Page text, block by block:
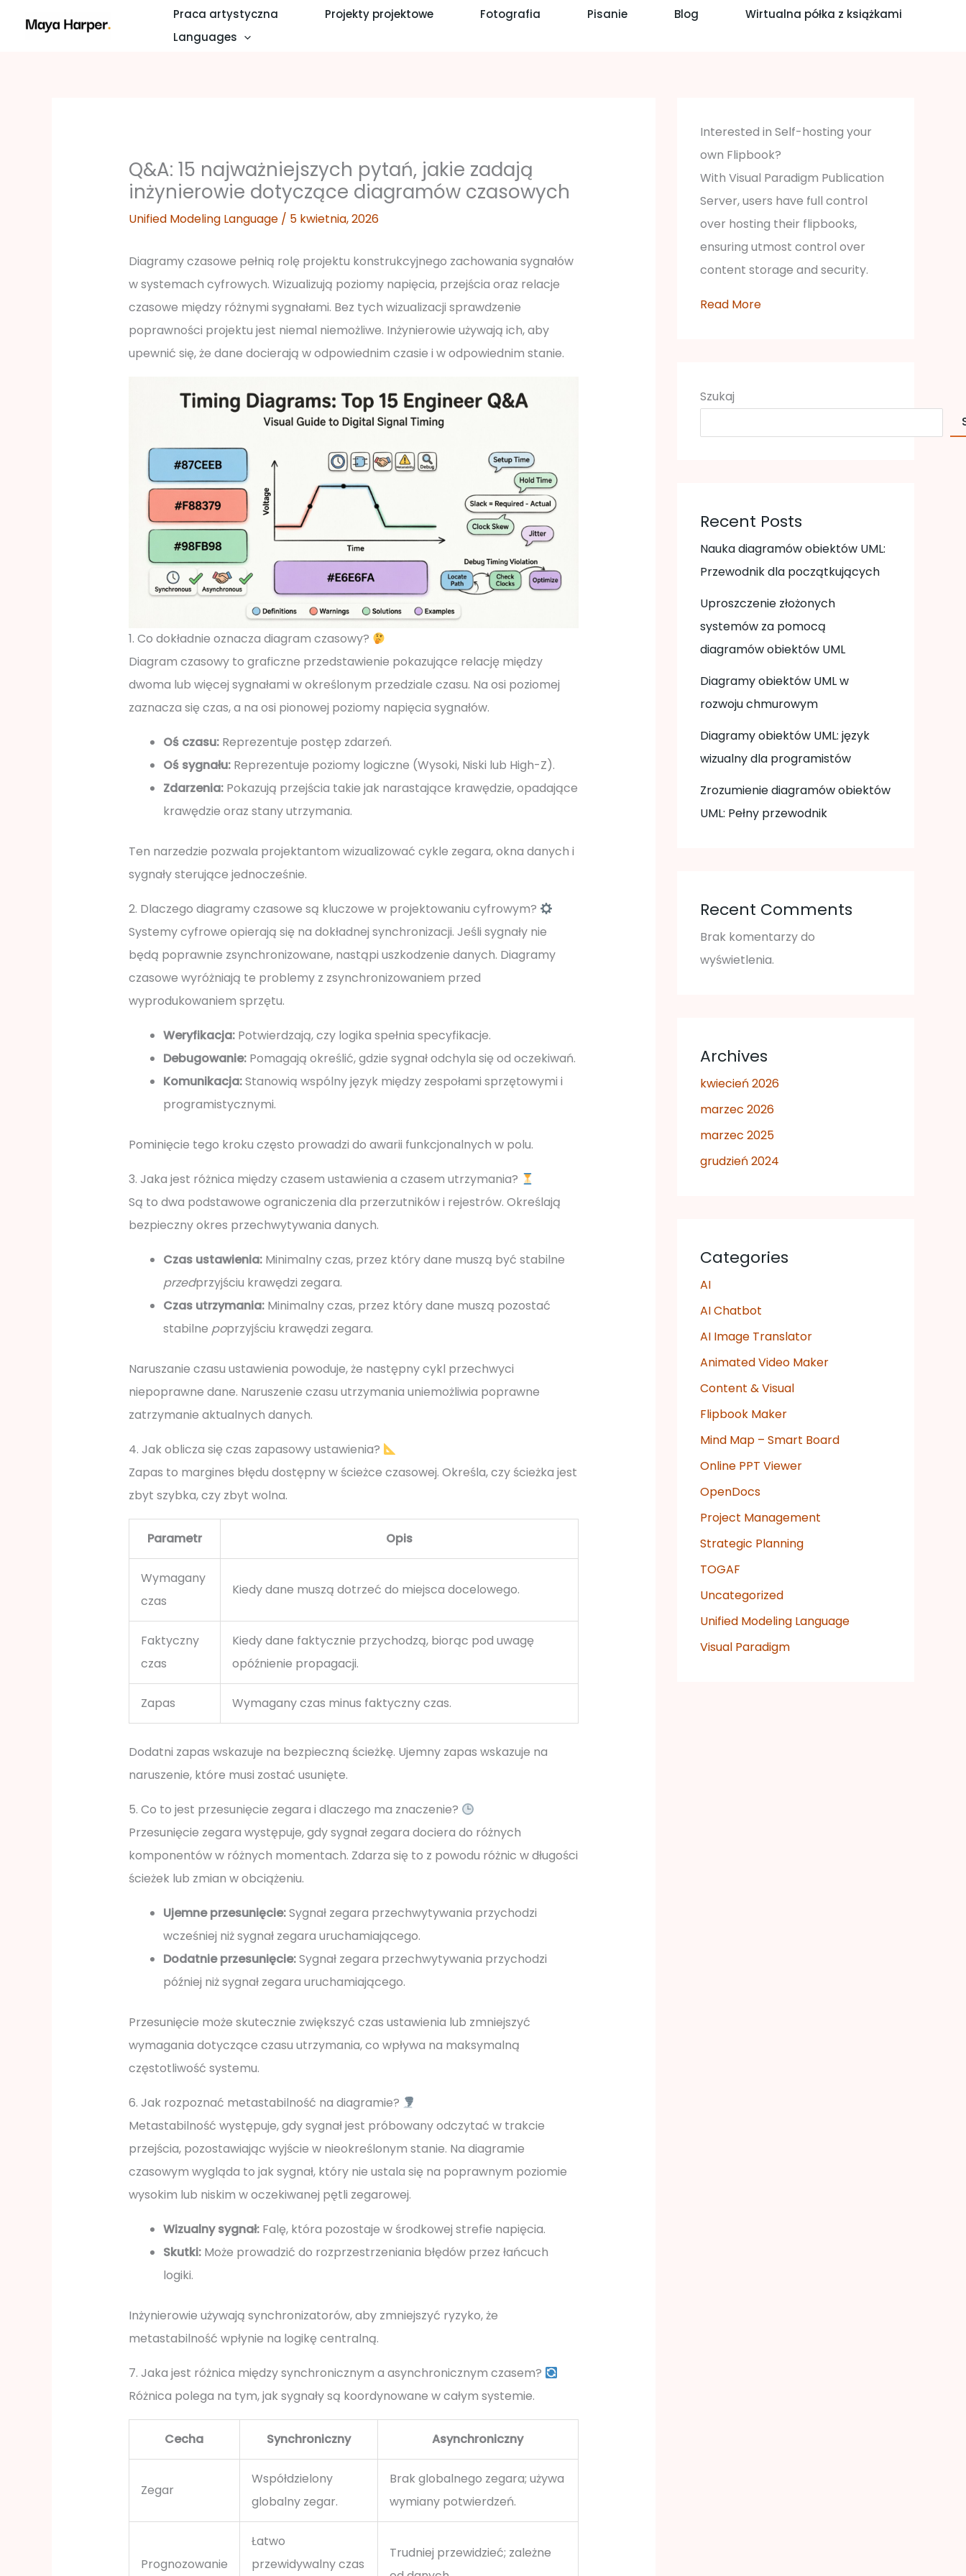
Praca artystyczna Projekty projektowe Fotografia Pisanie Blog
Wirtualna półka z książkami
Languages
Q&A: 15 najważniejszych pytań, jakie zadają
inżynierowie dotyczące diagramów czasowych
Unified Modeling Language/ 5 kwietnia, 2026
Diagramy czasowe pełnią rolę projektu konstrukcyjnego zachowania sygnałów
w systemach cyfrowych. Wizualizują poziomy napięcia, przejścia oraz relacje
czasowe między różnymi sygnałami. Bez tych wizualizacji sprawdzenie
poprawności projektu jest niemal niemożliwe. Inżynierowie używają ich, aby
upewnić się, że dane docierają w odpowiednim czasie i w odpowiednim stanie.
1. Co dokładnie oznacza diagram czasowy?
Diagram czasowy to graficzne przedstawienie pokazujące relację między
dwoma lub więcej sygnałami w określonym przedziale czasu. Na osi poziomej
zaznacza się czas, a na osi pionowej poziomy napięcia sygnałów.
Oś czasu:Reprezentuje postęp zdarzeń.
Oś sygnału:Reprezentuje poziomy logiczne (Wysoki, Niski lub High-Z).
Zdarzenia:Pokazują przejścia takie jak narastające krawędzie, opadające
krawędzie oraz stany utrzymania.
Ten narzedzie pozwala projektantom wizualizować cykle zegara, okna danych i
sygnały sterujące jednocześnie.
2. Dlaczego diagramy czasowe są kluczowe w projektowaniu cyfrowym?
Systemy cyfrowe opierają się na dokładnej synchronizacji. Jeśli sygnały nie
będą poprawnie zsynchronizowane, nastąpi uszkodzenie danych. Diagramy
czasowe wyróżniają te problemy z zsynchronizowaniem przed
wyprodukowaniem sprzętu.
Weryfikacja:Potwierdzają, czy logika spełnia specyfikacje.
Debugowanie:Pomagają określić, gdzie sygnał odchyla się od oczekiwań.
Komunikacja:Stanowią wspólny język między zespołami sprzętowymi i
programistycznymi.
Pominięcie tego kroku często prowadzi do awarii funkcjonalnych w polu.
3. Jaka jest różnica między czasem ustawienia a czasem utrzymania?
Są to dwa podstawowe ograniczenia dla przerzutników i rejestrów. Określają
bezpieczny okres przechwytywania danych.
Czas ustawienia:Minimalny czas, przez który dane muszą być stabilne
przedprzyjściu krawędzi zegara.
Czas utrzymania:Minimalny czas, przez który dane muszą pozostać
stabilne poprzyjściu krawędzi zegara.
Naruszanie czasu ustawienia powoduje, że następny cykl przechwyci
niepoprawne dane. Naruszenie czasu utrzymania uniemożliwia poprawne
zatrzymanie aktualnych danych.
4. Jak oblicza się czas zapasowy ustawienia?
Zapas to margines błędu dostępny w ścieżce czasowej. Określa, czy ścieżka jest
zbyt szybka, czy zbyt wolna.
Parametr Opis
Wymagany
czas
Kiedy dane muszą dotrzeć do miejsca docelowego.
Faktyczny
czas
Kiedy dane faktycznie przychodzą, biorąc pod uwagę
opóźnienie propagacji.
Zapas Wymagany czas minus faktyczny czas.
Dodatni zapas wskazuje na bezpieczną ścieżkę. Ujemny zapas wskazuje na
naruszenie, które musi zostać usunięte.
5. Co to jest przesunięcie zegara i dlaczego ma znaczenie?
Przesunięcie zegara występuje, gdy sygnał zegara dociera do różnych
komponentów w różnych momentach. Zdarza się to z powodu różnic w długości
ścieżek lub zmian w obciążeniu.
Ujemne przesunięcie:Sygnał zegara przechwytywania przychodzi
wcześniej niż sygnał zegara uruchamiającego.
Dodatnie przesunięcie:Sygnał zegara przechwytywania przychodzi
później niż sygnał zegara uruchamiającego.
Przesunięcie może skutecznie zwiększyć czas ustawienia lub zmniejszyć
wymagania dotyczące czasu utrzymania, co wpływa na maksymalną
częstotliwość systemu.
6. Jak rozpoznać metastabilność na diagramie?
Metastabilność występuje, gdy sygnał jest próbowany odczytać w trakcie
przejścia, pozostawiając wyjście w nieokreślonym stanie. Na diagramie
czasowym wygląda to jak sygnał, który nie ustala się na poprawnym poziomie
wysokim lub niskim w oczekiwanej pętli zegarowej.
Wizualny sygnał:Falę, która pozostaje w środkowej strefie napięcia.
Skutki:Może prowadzić do rozprzestrzeniania błędów przez łańcuch
logiki.
Inżynierowie używają synchronizatorów, aby zmniejszyć ryzyko, że
metastabilność wpłynie na logikę centralną.
7. Jaka jest różnica między synchronicznym a asynchronicznym czasem?
Różnica polega na tym, jak sygnały są koordynowane w całym systemie.
Cecha Synchroniczny Asynchroniczny
Zegar
Współdzielony
globalny zegar.
Brak globalnego zegara; używa
wymiany potwierdzeń.
Prognozowanie
Łatwo
przewidywalny czas
Trudniej przewidzieć; zależne
Interested in Self-hosting your
own Flipbook?
With Visual Paradigm Publication
Server, users have full control
over hosting their flipbooks,
ensuring utmost control over
content storage and security.
Read More
Szukaj
Recent Posts
Nauka diagramów obiektów UML:
Przewodnik dla początkujących
Uproszczenie złożonych
systemów za pomocą
diagramów obiektów UML
Diagramy obiektów UML w
rozwoju chmurowym
Diagramy obiektów UML: język
wizualny dla programistów
Zrozumienie diagramów obiektów
UML: Pełny przewodnik
Recent Comments
Brak komentarzy do
wyświetlenia.
Archives
kwiecień 2026
marzec 2026
marzec 2025
grudzień 2024
Categories
AI
AI Chatbot
AI Image Translator
Animated Video Maker
Content & Visual
Flipbook Maker
Mind Map – Smart Board
Online PPT Viewer
OpenDocs
Project Management
Strategic Planning
TOGAF
Uncategorized
Unified Modeling Language
Visual Paradigm